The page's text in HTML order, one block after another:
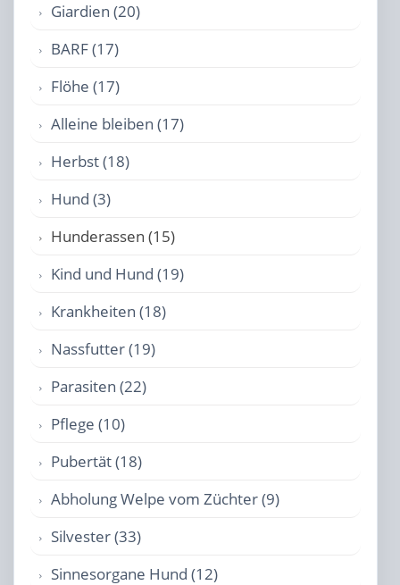
Giardien (20)
BARF (17)
Flöhe (17)
Alleine bleiben (17)
Herbst (18)
Hund (3)
Hunderassen (15)
Kind und Hund (19)
Krankheiten (18)
Nassfutter (19)
Parasiten (22)
Pflege (10)
Pubertät (18)
Abholung Welpe vom Züchter (9)
Silvester (33)
Sinnesorgane Hund (12)